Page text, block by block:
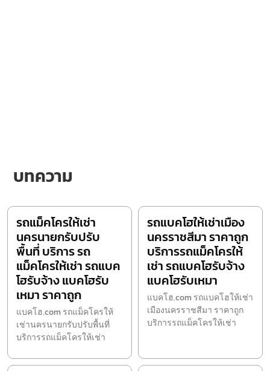
บทความ
รถแม็คโครให้เช่า
นครนายกรับปรับ
พื้นที่ บริการ รถ
แม็คโครให้เช่า รถแบค
โฮรับจ้าง แบคโฮรับ
เหมา ราคาถูก
แบคโฮ.com รถแม็คโครให้
เช่านครนายกรับปรับพื้นที่
บริการรถแม็คโครให้เช่า
รถแบคโฮให้เช่าเมือง
นครราชสีมา ราคาถูก
บริการรถแม็คโครให้
เช่า รถแบคโฮรับจ้าง
แบคโฮรับเหมา
แบคโฮ.com รถแบคโฮให้เช่า
เมืองนครราชสีมา ราคาถูก
บริการรถแม็คโครให้เช่า